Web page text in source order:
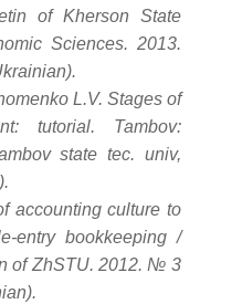
of Kherson State
Sciences. 2013.
L.V. Stages of
tutorial. Tambov:
state tec. univ,
accounting culture to
entry bookkeeping /
of ZhSTU. 2012. № 3